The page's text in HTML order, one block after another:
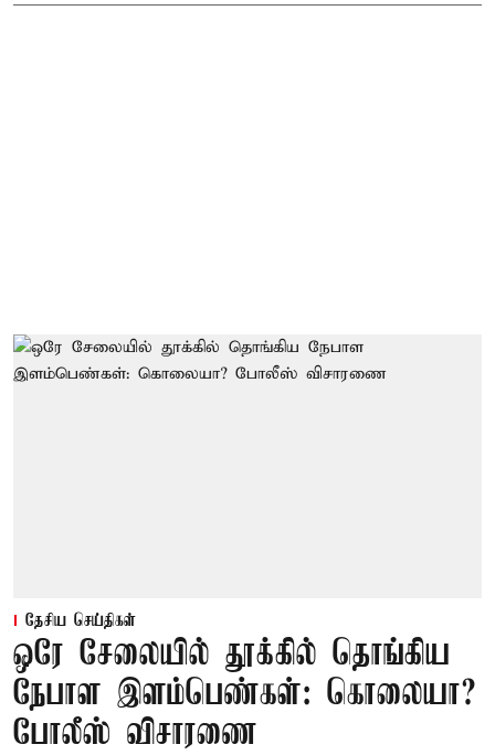
தேசிய செய்திகள்
ஒரே சேலையில் தூக்கில் தொங்கிய
நேபாள இளம்பெண்கள்: கொலையா?
போலீஸ் விசாரணை